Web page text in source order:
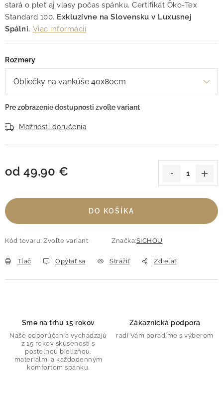
stará o pleť aj vlasy počas spánku. Certifikát Öko-Tex
Standard 100. Exkluzívne na Slovensku v Luxusnej
Spálni. Viac informácií
Rozmery
Možnosti doručenia
od 49,90 €
DO KOŠÍKA
Kód tovaru: Zvoľte variant Značka:SICHOU
Tlač Opýtať sa Strážiť Zdieľať
Sme na trhu 15 rokov
Naše odporúčania vychádzajú
z 15 rokov skúseností s
posteľnou bielizňou,
materiálmi a každodenným
komfortom spánku.
Zákaznícká podpora
radi Vám poradíme s výberom